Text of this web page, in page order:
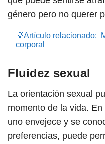
género pero no querer
💡Artículo relacionado:
corporal
Fluidez sexual
La orientación sexual
momento de la vida.
uno envejece y se
preferencias, puede